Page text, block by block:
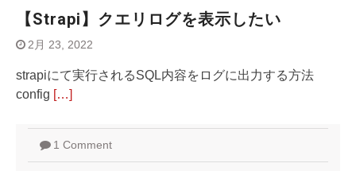
【Strapi】クエリログを表示したい
2月 23, 2022
strapiにて実行されるSQL内容をログに出力する方法
config […]
1 Comment